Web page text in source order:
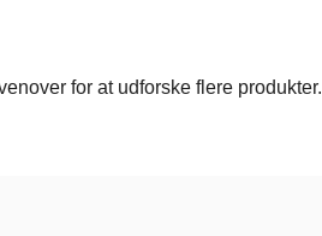
for at udforske flere produkter.